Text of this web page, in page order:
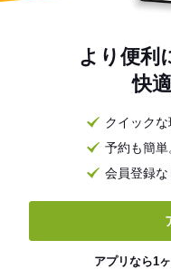
より便利
快
クイック
予約も簡
会員登録
アプリなら1